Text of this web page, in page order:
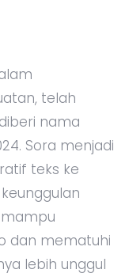
telah
nama
Sora menjadi
teks ke
dan mematuhi
lebih unggul